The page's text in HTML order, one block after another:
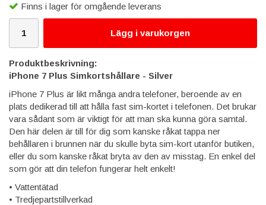
Finns i lager för omgående leverans
Lägg i varukorgen
Produktbeskrivning:
iPhone 7 Plus Simkortshållare - Silver
iPhone 7 Plus är likt många andra telefoner, beroende av en
plats dedikerad till att hålla fast sim-kortet i telefonen. Det brukar
vara sådant som är viktigt för att man ska kunna göra samtal.
Den här delen är till för dig som kanske råkat tappa ner
behållaren i brunnen när du skulle byta sim-kort utanför butiken,
eller du som kanske råkat bryta av den av misstag. En enkel del
som gör att din telefon fungerar helt enkelt!
• Vattentätad
• Tredjepartstillverkad